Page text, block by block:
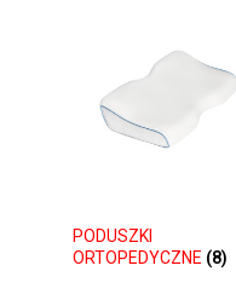
PODUSZKI
ORTOPEDYCZNE (8)